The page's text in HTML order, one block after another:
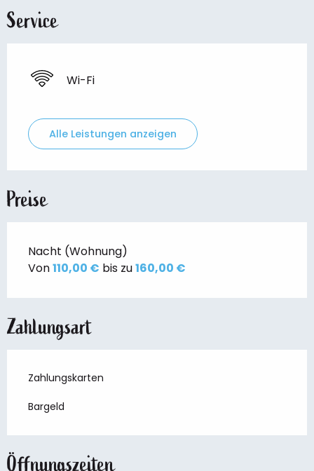
Service
Wi-Fi
Alle Leistungen anzeigen
Preise
Nacht (Wohnung)
Von110,00 € bis zu160,00 €
Zahlungsart
Zahlungskarten
Bargeld
Öffnungszeiten